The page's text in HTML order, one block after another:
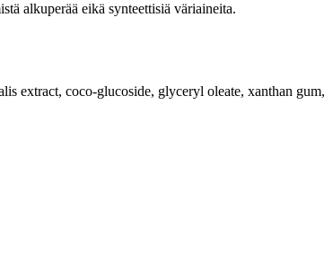
alkuperää eikä synteettisiä väriaineita.
extract, coco-glucoside, glyceryl oleate, xanthan gum,